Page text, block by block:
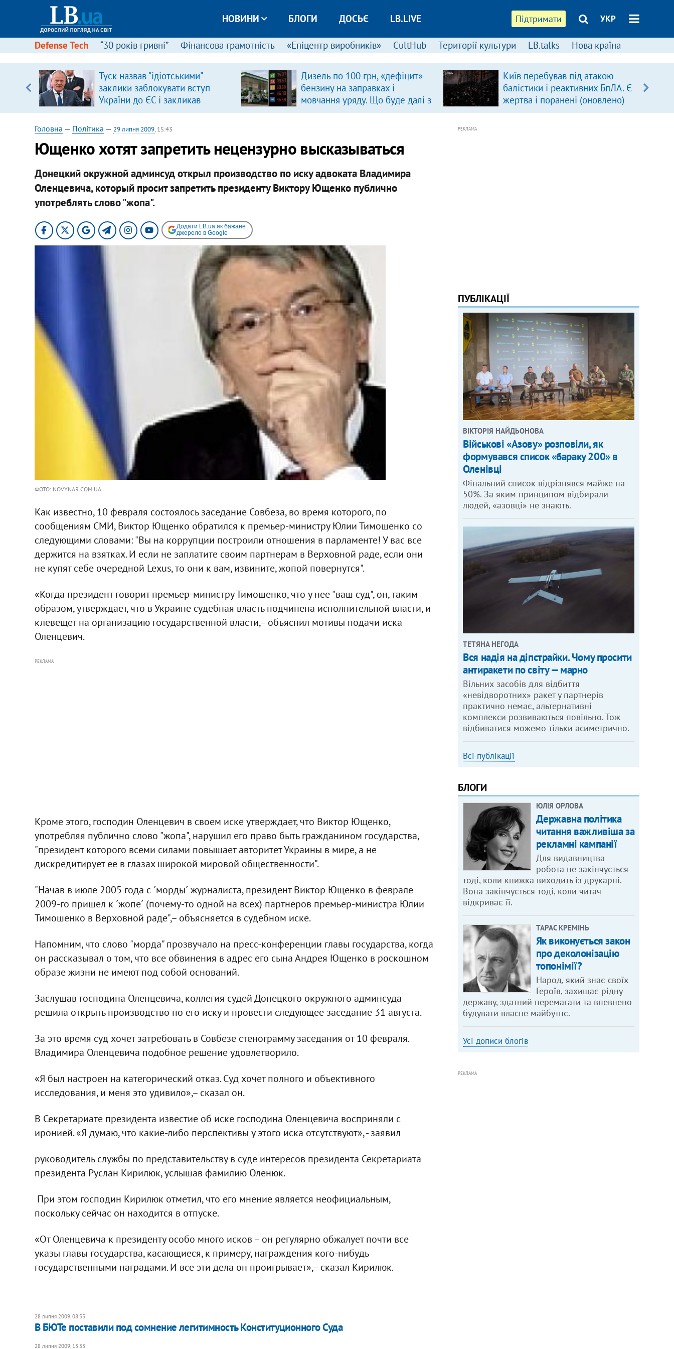
Підтримати УКР
НОВИНИ БЛОГИ ДОСЬЄ LB.LIVE
Defense Tech “30 років гривні” Фінансова грамотність «Епіцентр виробників» CultHub Території культури LB.talks Нова країна
Туск назвав "ідіотськими"
заклики заблокувати вступ
України до ЄС і закликав
припинити антиукраїнську
риторику
Дизель по 100 грн, «дефіцит»
бензину на заправках і
мовчання уряду. Що буде далі з
цінами на пальне?
Київ перебував під атакою
балістики і реактивних БпЛА. Є
жертва і поранені (оновлено)
Головна — Політика — 29 липня 2009, 15:43
Ющенко хотят запретить нецензурно высказываться
Донецкий окружной админсуд открыл производство по иску адвоката Владимира
Оленцевича, который просит запретить президенту Виктору Ющенко публично
употреблять слово "жопа".
Додати LB.ua як бажане
джерело в Google
ФОТО: NOVYNAR.COM.UA
Как известно, 10 февраля состоялось заседание Совбеза, во время которого, по
сообщениям СМИ, Виктор Ющенко обратился к премьер-министру Юлии Тимошенко со
следующими словами: "Вы на коррупции построили отношения в парламенте! У вас все
держится на взятках. И если не заплатите своим партнерам в Верховной раде, если они
не купят себе очередной Lexus, то они к вам, извините, жопой повернутся".
«Когда президент говорит премьер-министру Тимошенко, что у нее "ваш суд", он, таким
образом, утверждает, что в Украине судебная власть подчинена исполнительной власти, и
клевещет на организацию государственной власти,– объяснил мотивы подачи иска
Оленцевич.
РЕКЛАМА
Кроме этого, господин Оленцевич в своем иске утверждает, что Виктор Ющенко,
употребляя публично слово "жопа", нарушил его право быть гражданином государства,
"президент которого всеми силами повышает авторитет Украины в мире, а не
дискредитирует ее в глазах широкой мировой общественности".
"Начав в июле 2005 года с ´морды´ журналиста, президент Виктор Ющенко в феврале
2009-го пришел к ´жопе´ (почему-то одной на всех) партнеров премьер-министра Юлии
Тимошенко в Верховной раде",– объясняется в судебном иске.
Напомним, что слово "морда" прозвучало на пресс-конференции главы государства, когда
он рассказывал о том, что все обвинения в адрес его сына Андрея Ющенко в роскошном
образе жизни не имеют под собой оснований.
Заслушав господина Оленцевича, коллегия судей Донецкого окружного админсуда
решила открыть производство по его иску и провести следующее заседание 31 августа.
За это время суд хочет затребовать в Совбезе стенограмму заседания от 10 февраля.
Владимира Оленцевича подобное решение удовлетворило.
«Я был настроен на категорический отказ. Суд хочет полного и объективного
исследования, и меня это удивило»,– сказал он.
В Секретариате президента известие об иске господина Оленцевича восприняли с
иронией. «Я думаю, что какие-либо перспективы у этого иска отсутствуют», - заявил
руководитель службы по представительству в суде интересов президента Секретариата
президента Руслан Кирилюк, услышав фамилию Оленюк.
При этом господин Кирилюк отметил, что его мнение является неофициальным,
поскольку сейчас он находится в отпуске.
«От Оленцевича к президенту особо много исков – он регулярно обжалует почти все
указы главы государства, касающиеся, к примеру, награждения кого-нибудь
государственными наградами. И все эти дела он проигрывает»,– сказал Кирилюк.
28 липня 2009, 08:55
В БЮТе поставили под сомнение легитимность Конституционного Суда
28 липня 2009, 13:33
РЕКЛАМА
ПУБЛІКАЦІЇ
ВІКТОРІЯ НАЙДЬОНОВА
Військові «Азову» розповіли, як
формувався список «бараку 200» в
Оленівці
Фінальний список відрізнявся майже на
50%. За яким принципом відбирали
людей, «азовці» не знають.
ТЕТЯНА НЕГОДА
Вся надія на діпстрайки. Чому просити
антиракети по світу — марно
Вільних засобів для відбиття
«невідворотних» ракет у партнерів
практично немає, альтернативні
комплекси розвиваються повільно. Тож
відбиватися можемо тільки асиметрично.
Всі публікації
БЛОГИ
ЮЛІЯ ОРЛОВА
Державна політика
читання важливіша за
рекламні кампанії
Для видавництва
робота не закінчується
тоді, коли книжка виходить із друкарні.
Вона закінчується тоді, коли читач
відкриває її.
ТАРАС КРЕМІНЬ
Як виконується закон
про деколонізацію
топонімії?
Народ, який знає своїх
Героїв, захищає рідну
державу, здатний перемагати та впевнено
будувати власне майбутнє.
Усі дописи блогів
РЕКЛАМА